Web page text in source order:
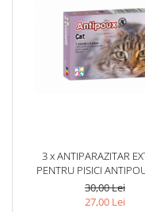
3 x ANTIPARAZITAR
PENTRU PISICI
30,00 Lei
27,00 Lei